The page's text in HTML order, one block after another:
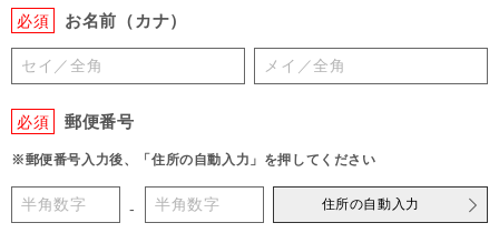
必須 お名前（カナ）
必須 郵便番号
※郵便番号入力後、「住所の自動入力」を押してください
- 住所の自動入力